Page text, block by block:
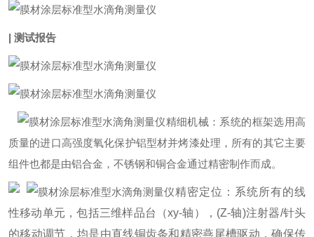
| 测试报告
精细机械：系统的框架选用高
质量的进口高强度氧化保护铝型材并烤漆处理，所有的其它主要
组件也都是由铝合金，不锈钢和铜合金通过精密制作而成。
精密定位：系统所有的线
性移动单元，包括三维样品台（xy-轴），(Z-轴)注射器/针头
的移动调节，均是由直线铜齿条和精密燕尾槽驱动，确保传